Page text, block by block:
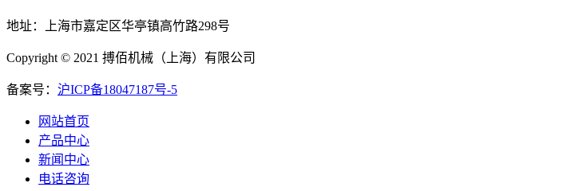
地址：上海市嘉定区华亭镇高竹路298号
Copyright © 2021 搏佰机械（上海）有限公司
备案号： 沪ICP备18047187号-5
网站首页
产品中心
新闻中心
电话咨询